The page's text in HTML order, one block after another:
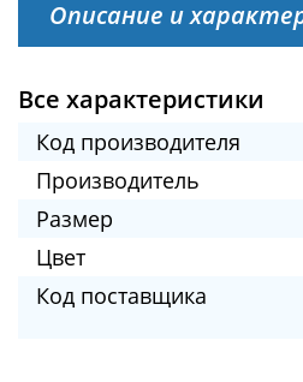
Описание и
Все характеристики
Код производителя
Производитель
Размер
Цвет
Код поставщика